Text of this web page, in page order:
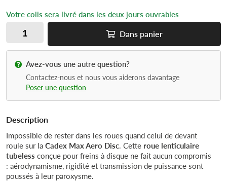
Votre colis sera livré dans les deux jours ouvrables
Dans panier
Avez-vous une autre question?
Contactez-nous et nous vous aiderons davantage
Poser une question
Description
Impossible de rester dans les roues quand celui de devant
roule sur laCadex Max Aero Disc. Cette roue lenticulaire
tubeless conçue pour freins à disque ne fait aucun compromis
: aérodynamisme, rigidité et transmission de puissance sont
poussés à leur paroxysme.